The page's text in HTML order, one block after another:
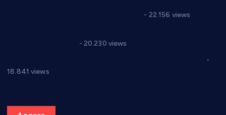
- 22.156 views
- 20.230 views
-
18.841 views